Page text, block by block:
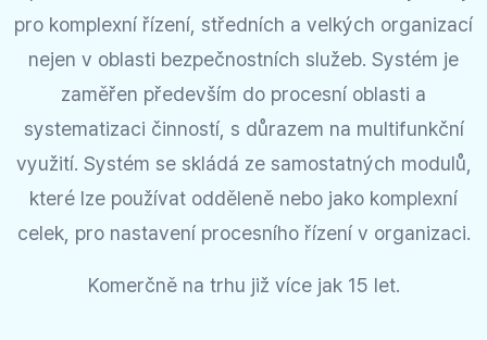
pro komplexní řízení, středních a velkých organizací
nejen v oblasti bezpečnostních služeb. Systém je
zaměřen především do procesní oblasti a
systematizaci činností, s důrazem na multifunkční
využití. Systém se skládá ze samostatných modulů,
které lze používat odděleně nebo jako komplexní
celek, pro nastavení procesního řízení v organizaci.
Komerčně na trhu již více jak 15 let.